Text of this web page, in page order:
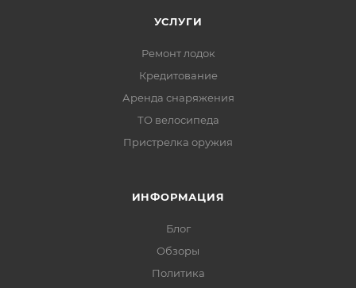
УСЛУГИ
Ремонт лодок
Кредитование
Аренда снаряжения
ТО велосипеда
Пристрелка оружия
ИНФОРМАЦИЯ
Блог
Обзоры
Политика